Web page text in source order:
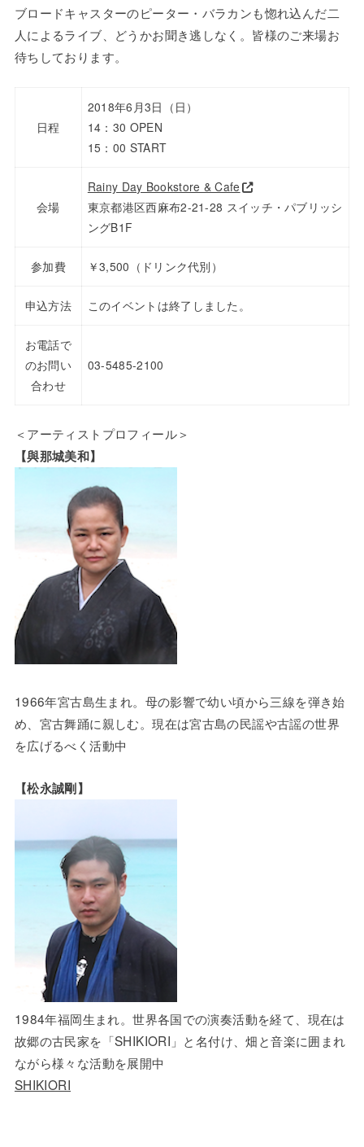
ブロードキャスターのピーター・バラカンも惚れ込んだ二
人によるライブ、どうかお聞き逃しなく。皆様のご来場お
待ちしております。
日程
2018年6月3日（日）
14：30 OPEN
15：00 START
会場
Rainy Day Bookstore & Cafe
東京都港区西麻布2-21-28 スイッチ・パブリッシ
ングB1F
参加費 ￥3,500（ドリンク代別）
申込方法 このイベントは終了しました。
お電話で
のお問い
合わせ
03-5485-2100
＜アーティストプロフィール＞
【與那城美和】
1966年宮古島生まれ。母の影響で幼い頃から三線を弾き始
め、宮古舞踊に親しむ。現在は宮古島の民謡や古謡の世界
を広げるべく活動中
【松永誠剛】
1984年福岡生まれ。世界各国での演奏活動を経て、現在は
故郷の古民家を「SHIKIORI」と名付け、畑と音楽に囲まれ
ながら様々な活動を展開中
SHIKIORI